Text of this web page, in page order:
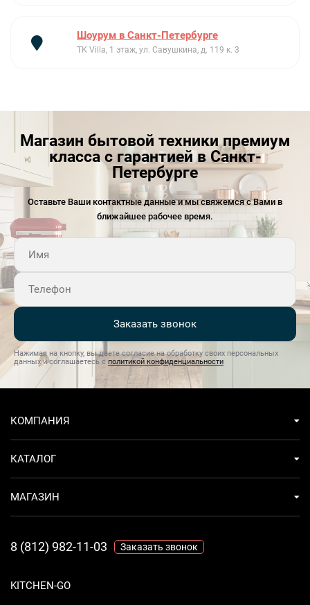
Шоурум в Санкт-Петербурге
ТК Villa, 1 этаж, ул. Савушкина, д. 119 к. 3
Магазин бытовой техники премиум
класса с гарантией в Санкт-
Петербурге
Оставьте Ваши контактные данные и мы свяжемся с Вами в
ближайшее рабочее время.
Заказать звонок
Нажимая на кнопку, вы даете согласие на обработку своих персональных
данных и соглашаетесь с политикой конфиденциальности
KITCHEN-GO
КОМПАНИЯ
КАТАЛОГ
МАГАЗИН
8 (812) 982-11-03 Заказать звонок